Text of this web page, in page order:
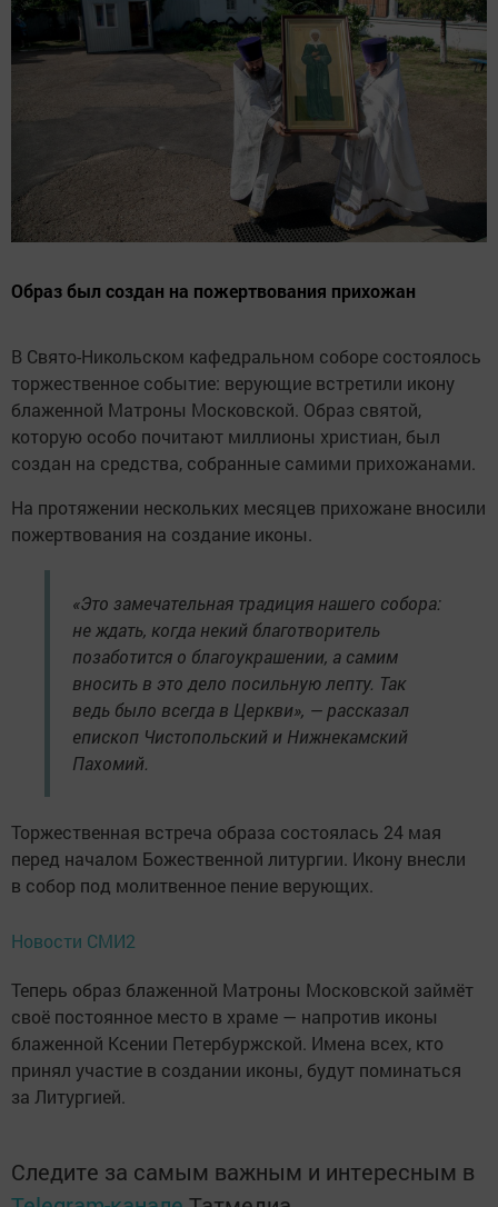
Образ был создан на пожертвования прихожан
В Свято-Никольском кафедральном соборе состоялось
торжественное событие: верующие встретили икону
блаженной Матроны Московской. Образ святой,
которую особо почитают миллионы христиан, был
создан на средства, собранные самими прихожанами.
На протяжении нескольких месяцев прихожане вносили
пожертвования на создание иконы.
«Это замечательная традиция нашего собора:
не ждать, когда некий благотворитель
позаботится о благоукрашении, а самим
вносить в это дело посильную лепту. Так
ведь было всегда в Церкви», — рассказал
епископ Чистопольский и Нижнекамский
Пахомий.
Торжественная встреча образа состоялась 24 мая
перед началом Божественной литургии. Икону внесли
в собор под молитвенное пение верующих.
Новости СМИ2
Теперь образ блаженной Матроны Московской займёт
своё постоянное место в храме — напротив иконы
блаженной Ксении Петербуржской. Имена всех, кто
принял участие в создании иконы, будут поминаться
за Литургией.
Следите за самым важным и интересным в